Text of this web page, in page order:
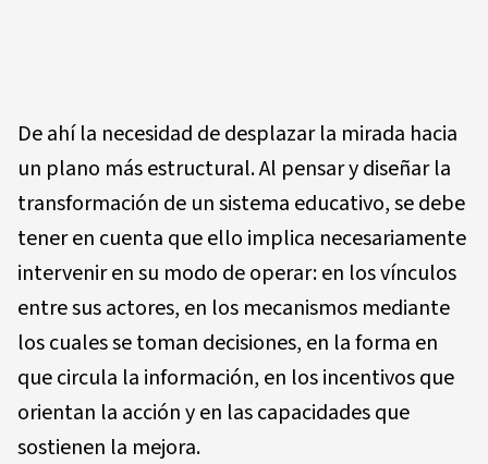
De ahí la necesidad de desplazar la mirada hacia
un plano más estructural. Al pensar y diseñar la
transformación de un sistema educativo, se debe
tener en cuenta que ello implica necesariamente
intervenir en su modo de operar: en los vínculos
entre sus actores, en los mecanismos mediante
los cuales se toman decisiones, en la forma en
que circula la información, en los incentivos que
orientan la acción y en las capacidades que
sostienen la mejora.